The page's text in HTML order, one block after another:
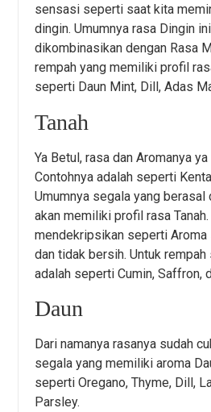
sensasi seperti saat kita
dingin. Umumnya rasa Dingin
dikombinasikan dengan Rasa
rempah yang memiliki profil
seperti Daun Mint, Dill, Adas
Tanah
Ya Betul, rasa dan Aromanya
Contohnya adalah seperti
Umumnya segala yang berasal
akan memiliki profil rasa
mendekripsikan seperti Aroma
dan tidak bersih. Untuk
adalah seperti Cumin, Saffron,
Daun
Dari namanya rasanya sudah
segala yang memiliki aroma
seperti Oregano, Thyme, Dill,
Parsley.